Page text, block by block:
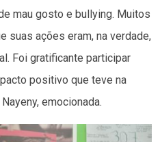
mau gosto e bullying. Muitos
suas ações eram, na verdade,
Foi gratificante participar
positivo que teve na
emocionada.